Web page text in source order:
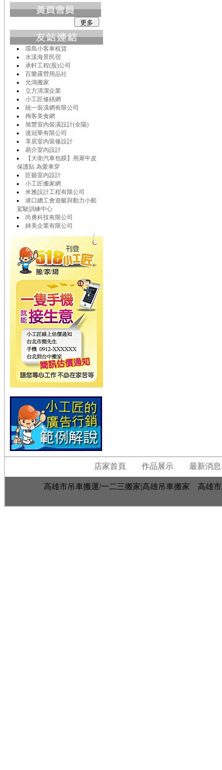
環島小客車租賃
水漾海景民宿
承軒工程(股)公司
百樂露營用品社
允鴻搬家
立方清潔企業
小工匠修繕網
統一裝潢網有限公司
掏客美食網
旭豐室內裝潢設計(全陽)
達冠華有限公司
享居室內裝修設計
易介室內設計
【大衛汽車包膜】用犀牛皮
保護貼 為愛車穿
匠藝室內設計
小工匠搬家網
米雅設計工程有限公司
港口總工會遊艇與動力小船
駕駛訓練中心
尚勇科技有限公司
綺美企業有限公司
店家首頁 作品展示 最新消息
高雄市吊車搬運/一二三搬家|高雄吊車搬家 高雄